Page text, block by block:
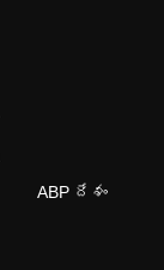
ABP దేశం